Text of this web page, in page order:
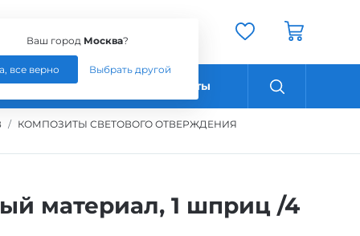
Ваш город Москва?
все верно Выбрать другой
Оплата Контакты
КОМПОЗИТЫ СВЕТОВОГО ОТВЕРЖДЕНИЯ
материал, 1 шприц /4